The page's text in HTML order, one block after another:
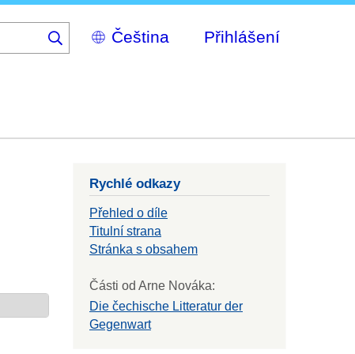
Select
your
Přihlášení
Rychlé odkazy
Přehled o díle
Titulní strana
Stránka s obsahem
Části od Arne Nováka:
Die čechische Litteratur der
Gegenwart